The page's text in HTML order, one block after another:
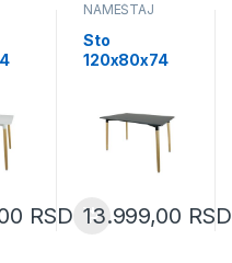
RSD
NAMEŠTAJ
Sto
120x80x74
13.999,00 RSD